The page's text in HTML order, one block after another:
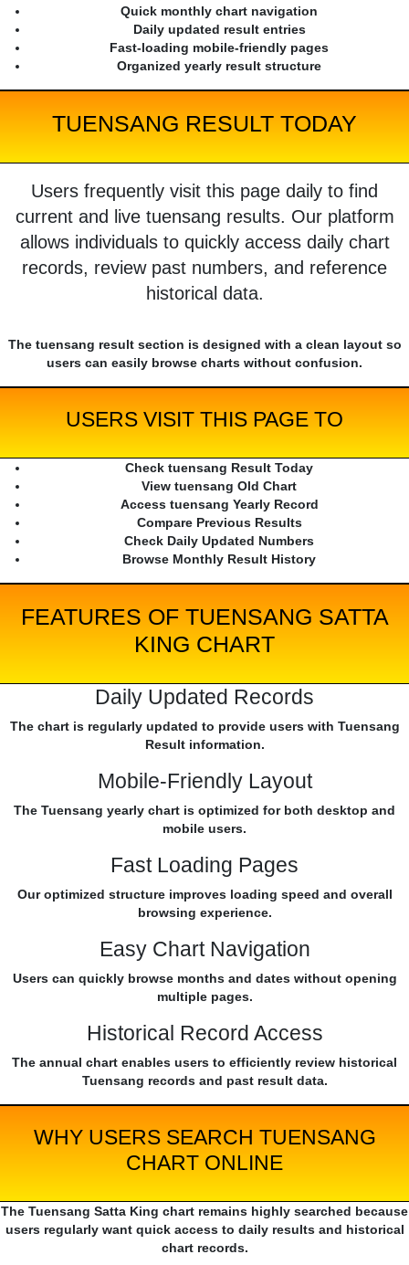
Quick monthly chart navigation
Daily updated result entries
Fast-loading mobile-friendly pages
Organized yearly result structure
TUENSANG RESULT TODAY
Users frequently visit this page daily to find
current and live tuensang results. Our platform
allows individuals to quickly access daily chart
records, review past numbers, and reference
historical data.
The tuensang result section is designed with a clean layout so
users can easily browse charts without confusion.
USERS VISIT THIS PAGE TO
Check tuensang Result Today
View tuensang Old Chart
Access tuensang Yearly Record
Compare Previous Results
Check Daily Updated Numbers
Browse Monthly Result History
FEATURES OF TUENSANG SATTA
KING CHART
Daily Updated Records
The chart is regularly updated to provide users with Tuensang
Result information.
Mobile-Friendly Layout
The Tuensang yearly chart is optimized for both desktop and
mobile users.
Fast Loading Pages
Our optimized structure improves loading speed and overall
browsing experience.
Easy Chart Navigation
Users can quickly browse months and dates without opening
multiple pages.
Historical Record Access
The annual chart enables users to efficiently review historical
Tuensang records and past result data.
WHY USERS SEARCH TUENSANG
CHART ONLINE
The Tuensang Satta King chart remains highly searched because
users regularly want quick access to daily results and historical
chart records.